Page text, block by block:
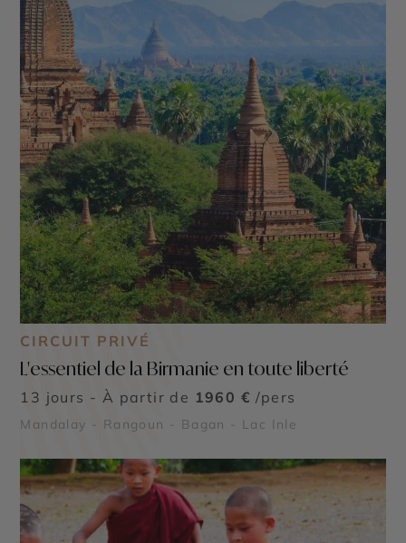
de sa tunique orange est une image qui ramène le
voyageur à des souvenirs d’images typiques de la
destination. Dans chaque circuit, nous avons
sélectionné pour vous les excursions, les guides et les
hébergements qui vous permettent de découvrir ce
pays mystérieux…
CIRCUIT PRIVÉ
L'essentiel de la Birmanie en toute liberté
13 jours - À partir de 1960 € /pers
Mandalay - Rangoun - Bagan - Lac Inle